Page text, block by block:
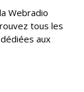
Webradio
tous les
aux